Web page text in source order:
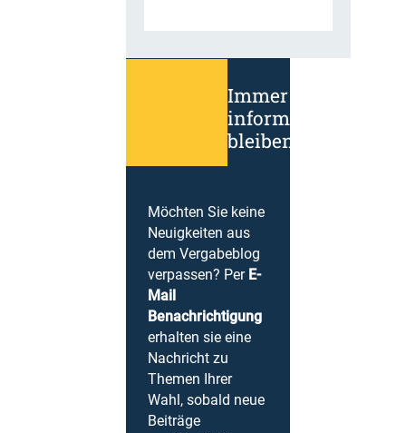
Immer
informiert
bleiben!
Möchten Sie keine
Neuigkeiten aus
dem Vergabeblog
verpassen? Per E-
Mail
Benachrichtigung
erhalten sie eine
Nachricht zu
Themen Ihrer
Wahl, sobald neue
Beiträge